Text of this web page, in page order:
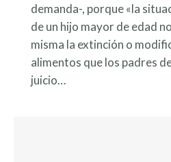
demanda-, porque «la
de un hijo mayor de edad
misma la extinción o
alimentos que los padres
juicio…